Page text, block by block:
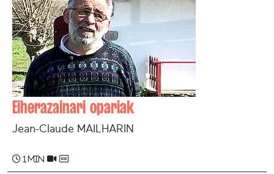
Eiherazainari opariak
Jean-Claude MAILHARIN
1 min